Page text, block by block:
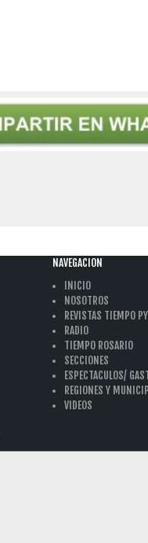
NAVEGACION
INICIO
NOSOTROS
REVISTAS TIEMPO
RADIO
TIEMPO ROSARIO
SECCIONES
ESPECTACULOS/
REGIONES Y
VIDEOS